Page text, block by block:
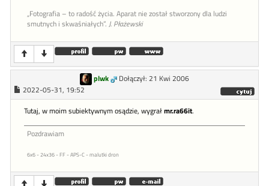
„Fotografia – to radość życia. Aparat nie został stworzony dla ludzi
smutnych i skwaśniałych”. J. Płażewski
plwk
Dołączył: 21 Kwi 2006
2022-05-31, 19:52
Tutaj, w moim subiektywnym osądzie, wygrałmr.ra66it.
Pozdrawiam
6x6 - 24x36 - FF - APS-C - malutki dron